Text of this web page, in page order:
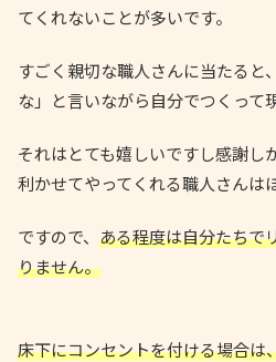
てくれないことが多いです。
すごく親切な職人さんに当たると
な」と言いながら自分でつくって
それはとても嬉しいですし感謝し
利かせてやってくれる職人さんは
ですので、 ある程度は自分たちで
りません。
床下にコンセントを付ける場合は